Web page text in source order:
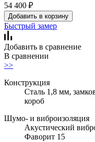
54 400 ₽
Добавить в корзину
Быстрый замер
Добавить в сравнение
В сравнении
>>
Конструкция
Сталь 1,8 мм,
короб
Шумо- и виброизоляция
Акустический
Фаворит 15